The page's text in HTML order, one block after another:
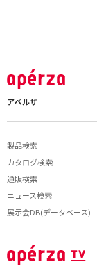
アペルザ
製品検索
カタログ検索
通販検索
ニュース検索
展示会DB(データベース)